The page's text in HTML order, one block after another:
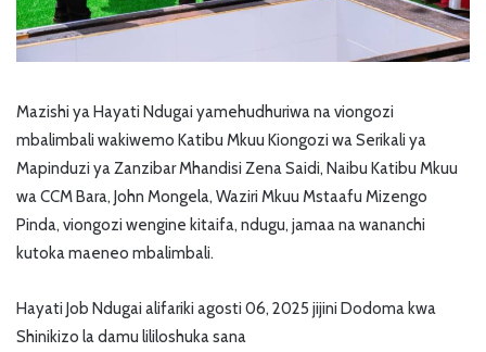
Mazishi ya Hayati Ndugai yamehudhuriwa na viongozi
mbalimbali wakiwemo Katibu Mkuu Kiongozi wa Serikali ya
Mapinduzi ya Zanzibar Mhandisi Zena Saidi, Naibu Katibu Mkuu
wa CCM Bara, John Mongela, Waziri Mkuu Mstaafu Mizengo
Pinda, viongozi wengine kitaifa, ndugu, jamaa na wananchi
kutoka maeneo mbalimbali.
Hayati Job Ndugai alifariki agosti 06, 2025 jijini Dodoma kwa
Shinikizo la damu lililoshuka sana